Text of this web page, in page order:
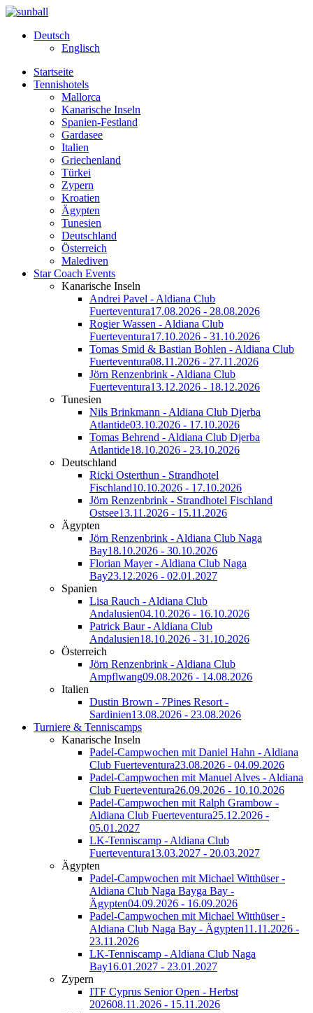
Deutsch
Englisch
Startseite
Tennishotels
Mallorca
Kanarische Inseln
Spanien-Festland
Gardasee
Italien
Griechenland
Türkei
Zypern
Kroatien
Ägypten
Tunesien
Deutschland
Österreich
Malediven
Star Coach Events
Kanarische Inseln
Andrei Pavel - Aldiana Club
Fuerteventura17.08.2026 - 28.08.2026
Rogier Wassen - Aldiana Club
Fuerteventura17.10.2026 - 31.10.2026
Tomas Smid & Bastian Bohlen - Aldiana Club
Fuerteventura08.11.2026 - 27.11.2026
Jörn Renzenbrink - Aldiana Club
Fuerteventura13.12.2026 - 18.12.2026
Tunesien
Nils Brinkmann - Aldiana Club Djerba
Atlantide03.10.2026 - 17.10.2026
Tomas Behrend - Aldiana Club Djerba
Atlantide18.10.2026 - 23.10.2026
Deutschland
Ricki Osterthun - Strandhotel
Fischland10.10.2026 - 17.10.2026
Jörn Renzenbrink - Strandhotel Fischland
Ostsee13.11.2026 - 15.11.2026
Ägypten
Jörn Renzenbrink - Aldiana Club Naga
Bay18.10.2026 - 30.10.2026
Florian Mayer - Aldiana Club Naga
Bay23.12.2026 - 02.01.2027
Spanien
Lisa Rauch - Aldiana Club
Andalusien04.10.2026 - 16.10.2026
Patrick Baur - Aldiana Club
Andalusien18.10.2026 - 31.10.2026
Österreich
Jörn Renzenbrink - Aldiana Club
Ampflwang09.08.2026 - 14.08.2026
Italien
Dustin Brown - 7Pines Resort -
Sardinien13.08.2026 - 23.08.2026
Turniere & Tenniscamps
Kanarische Inseln
Padel-Campwochen mit Daniel Hahn - Aldiana
Club Fuerteventura23.08.2026 - 04.09.2026
Padel-Campwochen mit Manuel Alves - Aldiana
Club Fuerteventura26.09.2026 - 10.10.2026
Padel-Campwochen mit Ralph Grambow -
Aldiana Club Fuerteventura25.12.2026 -
05.01.2027
LK-Tenniscamp - Aldiana Club
Fuerteventura13.03.2027 - 20.03.2027
Ägypten
Padel-Campwochen mit Michael Witthüser -
Aldiana Club Naga Bayga Bay -
Ägypten04.09.2026 - 16.09.2026
Padel-Campwochen mit Michael Witthüser -
Aldiana Club Naga Bay - Ägypten11.11.2026 -
23.11.2026
LK-Tenniscamp - Aldiana Club Naga
Bay16.01.2027 - 23.01.2027
Zypern
ITF Cyprus Senior Open - Herbst
202608.11.2026 - 15.11.2026